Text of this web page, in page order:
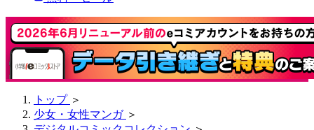
トップ ＞
少女・女性マンガ ＞